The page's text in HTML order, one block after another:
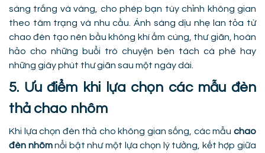
sáng trắng và vàng, cho phép bạn tùy chỉnh không gian
theo tâm trạng và nhu cầu. Ánh sáng dịu nhẹ lan tỏa từ
chao đèn tạo nên bầu không khí ấm cúng, thư giãn, hoàn
hảo cho những buổi trò chuyện bên tách cà phê hay
những giây phút thư giãn sau một ngày dài.
5. Ưu điểm khi lựa chọn các mẫu đèn
thả chao nhôm
Khi lựa chọn đèn thả cho không gian sống, các mẫu chao
đèn nhômnổi bật như một lựa chọn lý tưởng, kết hợp giữa